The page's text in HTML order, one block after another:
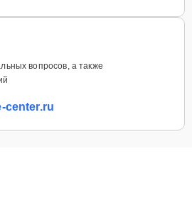
вопросов, а также
center.ru